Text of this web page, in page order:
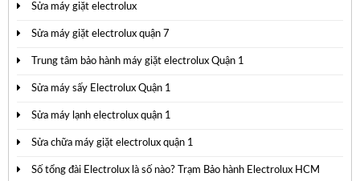
Sửa máy giặt electrolux
Sửa máy giặt electrolux quận 7
Trung tâm bảo hành máy giặt electrolux Quận 1
Sửa máy sấy Electrolux Quận 1
Sửa máy lạnh electrolux quận 1
Sửa chữa máy giặt electrolux quận 1
Số tổng đài Electrolux là số nào? Trạm Bảo hành Electrolux HCM